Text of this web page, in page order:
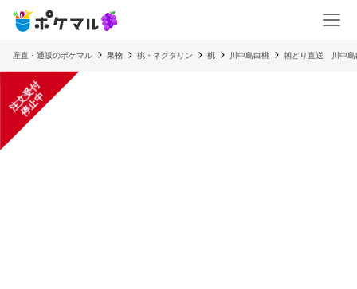
産直・通販のポケマル 果物 桃・ネクタリン 桃 川中島白桃 朝どり直送 川中
注
文
受
付
停
止
中